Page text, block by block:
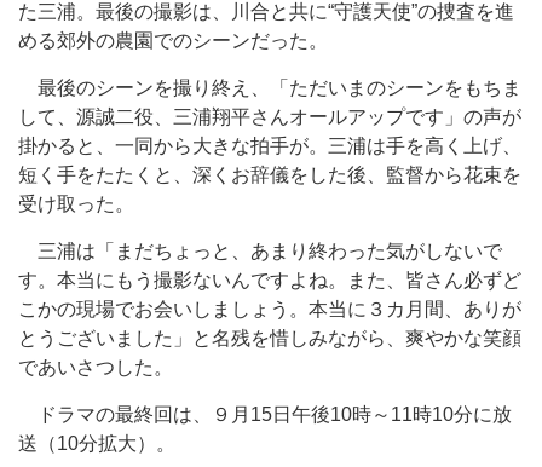
た三浦。最後の撮影は、川合と共に“守護天使”の捜査を進
める郊外の農園でのシーンだった。
最後のシーンを撮り終え、「ただいまのシーンをもちま
して、源誠二役、三浦翔平さんオールアップです」の声が
掛かると、一同から大きな拍手が。三浦は手を高く上げ、
短く手をたたくと、深くお辞儀をした後、監督から花束を
受け取った。
三浦は「まだちょっと、あまり終わった気がしないで
す。本当にもう撮影ないんですよね。また、皆さん必ずど
こかの現場でお会いしましょう。本当に３カ月間、ありが
とうございました」と名残を惜しみながら、爽やかな笑顔
であいさつした。
ドラマの最終回は、９月15日午後10時～11時10分に放
送（10分拡大）。